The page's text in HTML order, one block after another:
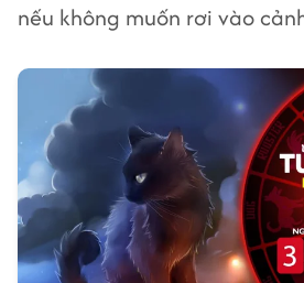
nếu không muốn rơi vào